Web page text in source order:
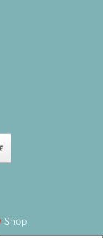
Shop